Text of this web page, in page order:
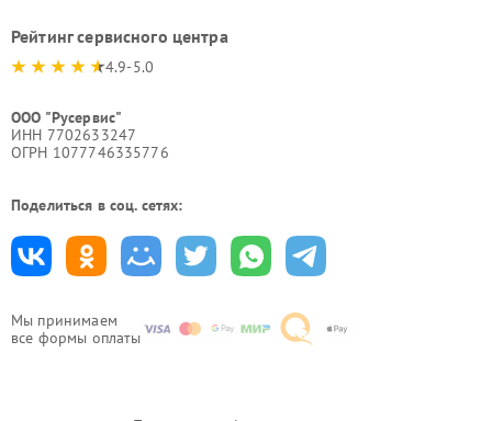
Мы принимаем
все формы оплаты
Рейтинг сервисного центра
4.9-5.0
ООО "Русервис"
ИНН 7702633247
ОГРН 1077746335776
Поделиться в соц. сетях: